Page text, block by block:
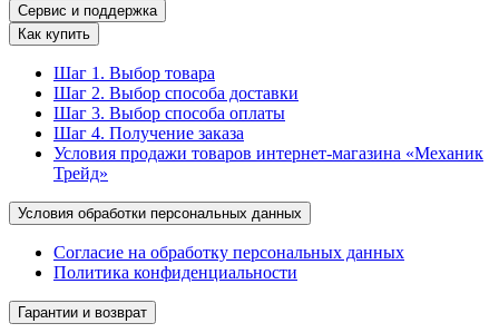
Сервис и поддержка
Как купить
Шаг 1. Выбор товара
Шаг 2. Выбор способа доставки
Шаг 3. Выбор способа оплаты
Шаг 4. Получение заказа
Условия продажи товаров интернет-магазина «Механик
Трейд»
Условия обработки персональных данных
Согласие на обработку персональных данных
Политика конфиденциальности
Гарантии и возврат